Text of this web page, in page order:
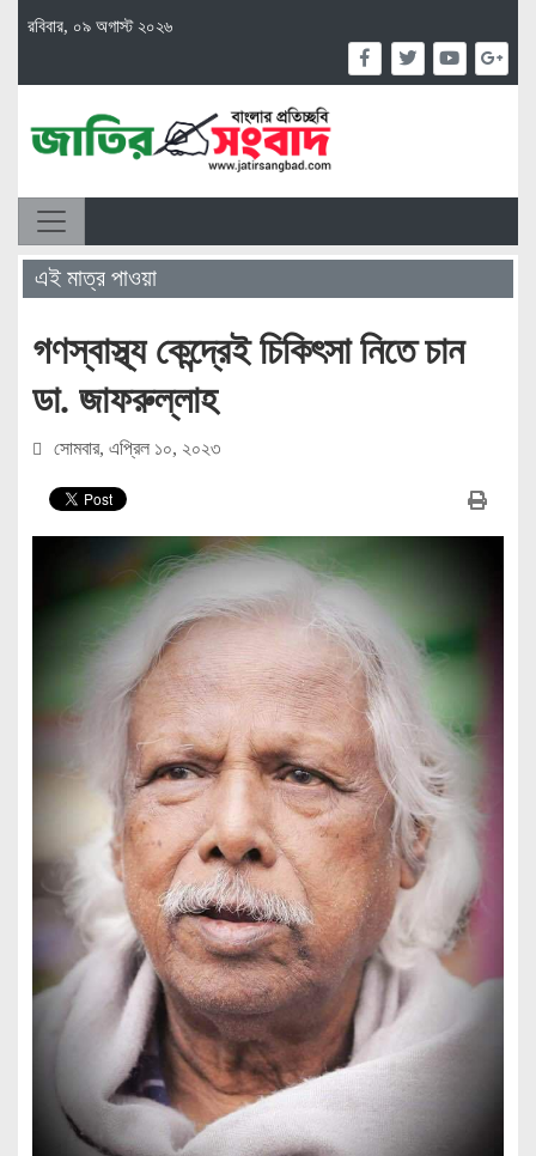
রবিবার, ০৯ অগাস্ট ২০২৬
এই মাত্র পাওয়া
গণস্বাস্থ্য কেন্দ্রেই চিকিৎসা নিতে চান
ডা. জাফরুল্লাহ
সোমবার, এপ্রিল ১০, ২০২৩